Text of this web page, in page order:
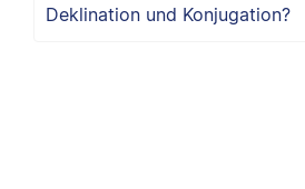
Deklination und Konjugation?